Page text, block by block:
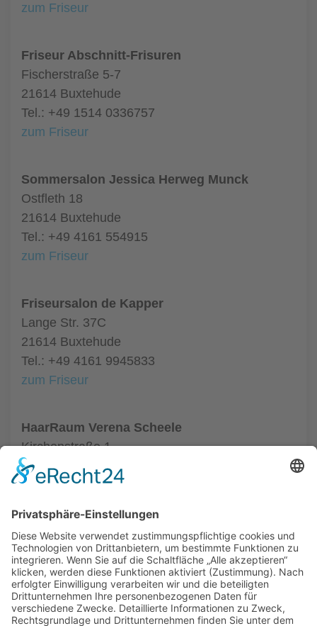
zum Friseur
Friseur Abschnitt-Frisuren
Fischerstraße 5-7
21614 Buxtehude
Tel.: +49 1514 0336757
zum Friseur
Sommersalon Jessica Herweg Munck
Ostfleth 18
21614 Buxtehude
Tel.: +49 4161 554915
zum Friseur
Friseursalon de Kapper
Lange Str. 37C
21614 Buxtehude
Tel.: +49 4161 9945833
zum Friseur
HaarRaum Verena Scheele
Kirchenstraße 1
21614 Buxtehude
Tel.: +49 4161 500885
ALLGEMEIN